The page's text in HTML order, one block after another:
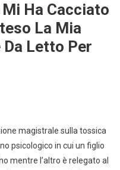
Ha Cacciato
La Mia
Da Letto Per
magistrale sulla tossica
psicologico in cui un figlio
mentre l’altro è relegato al